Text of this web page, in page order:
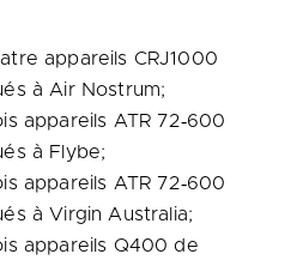
appareils CRJ1000
à Air Nostrum;
appareils ATR 72‑600
à Flybe;
appareils ATR 72‑600
à Virgin Australia;
appareils Q400 de